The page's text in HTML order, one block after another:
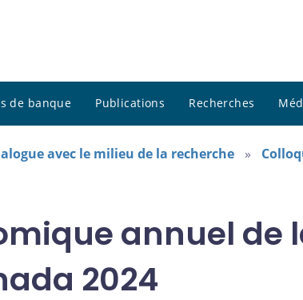
de banque Publications Recherches
avec le milieu de la recherche
annuel de
2024